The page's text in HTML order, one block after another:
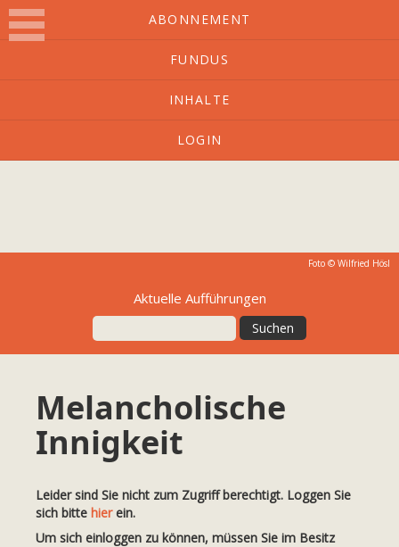
ABONNEMENT
FUNDUS
INHALTE
LOGIN
O-Ton
Kulturmagazin mit Charakter
Foto © Wilfried Hösl
Aktuelle Aufführungen
Melancholische
Innigkeit
Leider sind Sie nicht zum Zugriff berechtigt. Loggen Sie
sich bitte hierein.
Um sich einloggen zu können, müssen Sie im Besitz